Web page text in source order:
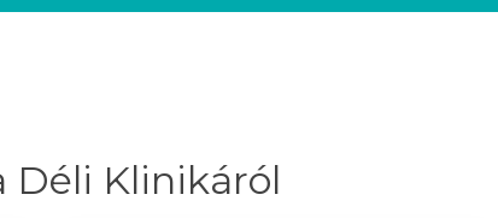
Déli Klinikáról